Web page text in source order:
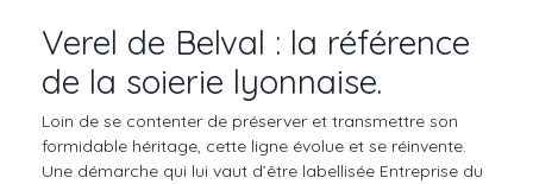
Verel de Belval : la référence
de la soierie lyonnaise.
Loin de se contenter de préserver et transmettre son
formidable héritage, cette ligne évolue et se réinvente.
Une démarche qui lui vaut d’être labellisée Entreprise du